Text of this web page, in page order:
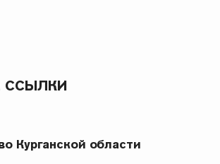
ССЫЛКИ
Курганской области